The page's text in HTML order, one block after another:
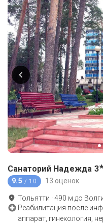
Санаторий Надежда 3
9.5 / 10 13 оценок
Тольятти ·490 м до
Реабилитация после
аппарат, гинекология,